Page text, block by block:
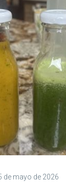
de mayo de 2026